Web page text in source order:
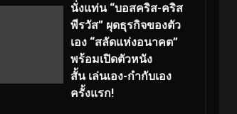
นั่งแท่น “บอสคริส-คริส
พีรวัส” ผุดธุรกิจของตัว
เอง “สลัดแห่งอนาคต”
พร้อมเปิดตัวหนัง
สั้น เล่นเอง-กำกับเอง
ครั้งแรก!